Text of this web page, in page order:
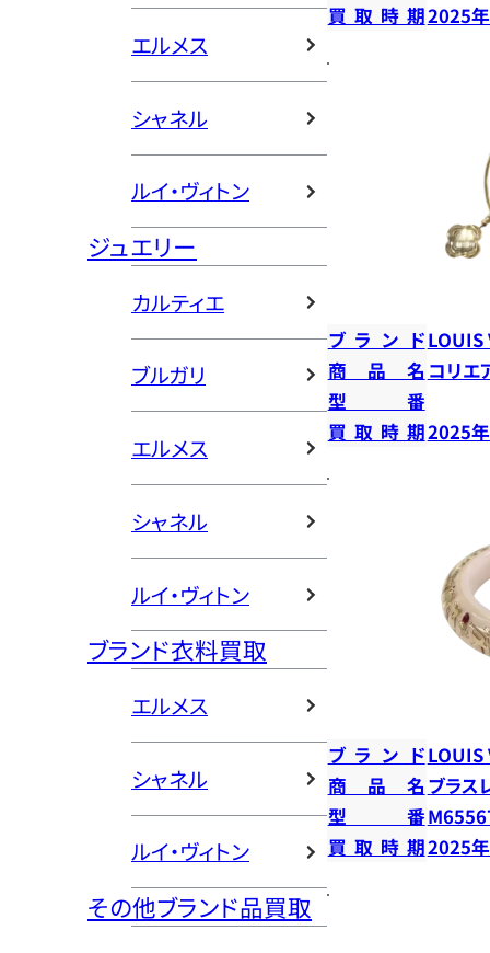
エルメス
シャネル
ルイ・ヴィトン
ジュエリー
カルティエ
ブルガリ
エルメス
シャネル
ルイ・ヴィトン
ブランド衣料買取
エルメス
シャネル
ルイ・ヴィトン
その他ブランド品買取
買取時期2025
ブランドLOUIS
商品名 コリエ
型番
買取時期2025
ブランドLOUIS
商品名 ブラス
型番
買取時期2025